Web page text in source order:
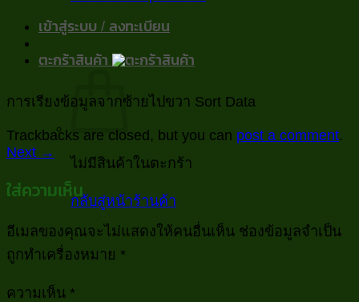
เข้าสู่ระบบ / ลงทะเบียน
ตะกร้าสินค้า
ไม่มีสินค้าในตะกร้า
กลับสู่หน้าร้านค้า
การเรียงข้อมูลจากซ้ายไปขวา Sort Data
Trackbacks are closed, but you can post a comment.
Next →
ใส่ความเห็น
อีเมลของคุณจะไม่แสดงให้คนอื่นเห็น ช่องข้อมูลจำเป็น
ถูกทำเครื่องหมาย *
ความเห็น *